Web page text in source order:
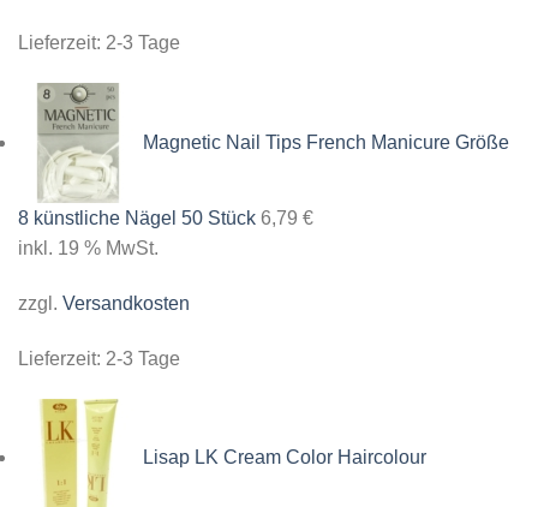
Lieferzeit: 2-3 Tage
Magnetic Nail Tips French Manicure Größe
8 künstliche Nägel 50 Stück 6,79 €
inkl. 19 % MwSt.
zzgl. Versandkosten
Lieferzeit: 2-3 Tage
Lisap LK Cream Color Haircolour